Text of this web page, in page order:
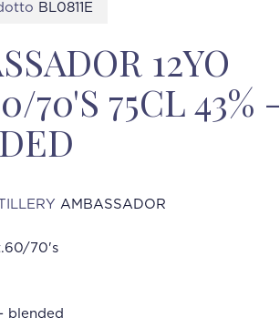
BL0811E
12YO
70'S 75CL 43% -
AMBASSADOR
70's
- blended